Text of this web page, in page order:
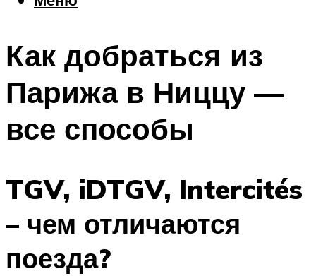
Шоппинг
Что посетить
Меню
Как добраться из
Парижа в Ниццу —
все способы
TGV, iDTGV, Intercités
– чем отличаются
поезда?